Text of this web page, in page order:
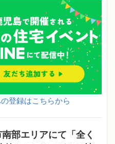
登録はこちらから
部エリアにて「全く